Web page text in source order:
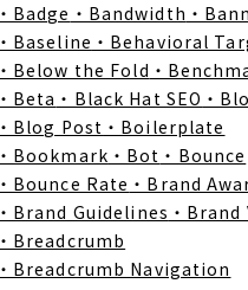
・Badge ・Bandwidth ・
・Baseline ・Behavioral
・Below the Fold ・
・Beta ・Black Hat SEO ・
・Blog Post ・Boilerplate
・Bookmark ・Bot ・Bounce
・Bounce Rate ・Brand
・Brand Guidelines ・Brand
・Breadcrumb
・Breadcrumb Navigation